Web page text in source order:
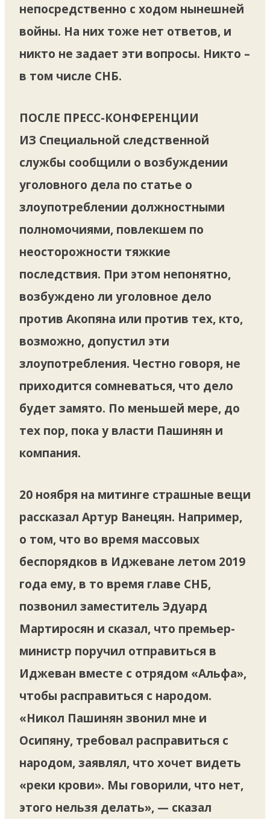
непосредственно с ходом нынешней
войны. На них тоже нет ответов, и
никто не задает эти вопросы. Никто –
в том числе СНБ.
ПОСЛЕ ПРЕСС-КОНФЕРЕНЦИИ
ИЗ Специальной следственной
службы сообщили о возбуждении
уголовного дела по статье о
злоупотреблении должностными
полномочиями, повлекшем по
неосторожности тяжкие
последствия. При этом непонятно,
возбуждено ли уголовное дело
против Акопяна или против тех, кто,
возможно, допустил эти
злоупотребления. Честно говоря, не
приходится сомневаться, что дело
будет замято. По меньшей мере, до
тех пор, пока у власти Пашинян и
компания.
20 ноября на митинге страшные вещи
рассказал Артур Ванецян. Например,
о том, что во время массовых
беспорядков в Иджеване летом 2019
года ему, в то время главе СНБ,
позвонил заместитель Эдуард
Мартиросян и сказал, что премьер-
министр поручил отправиться в
Иджеван вместе с отрядом «Альфа»,
чтобы расправиться с народом.
«Никол Пашинян звонил мне и
Осипяну, требовал расправиться с
народом, заявлял, что хочет видеть
«реки крови». Мы говорили, что нет,
этого нельзя делать», — сказал